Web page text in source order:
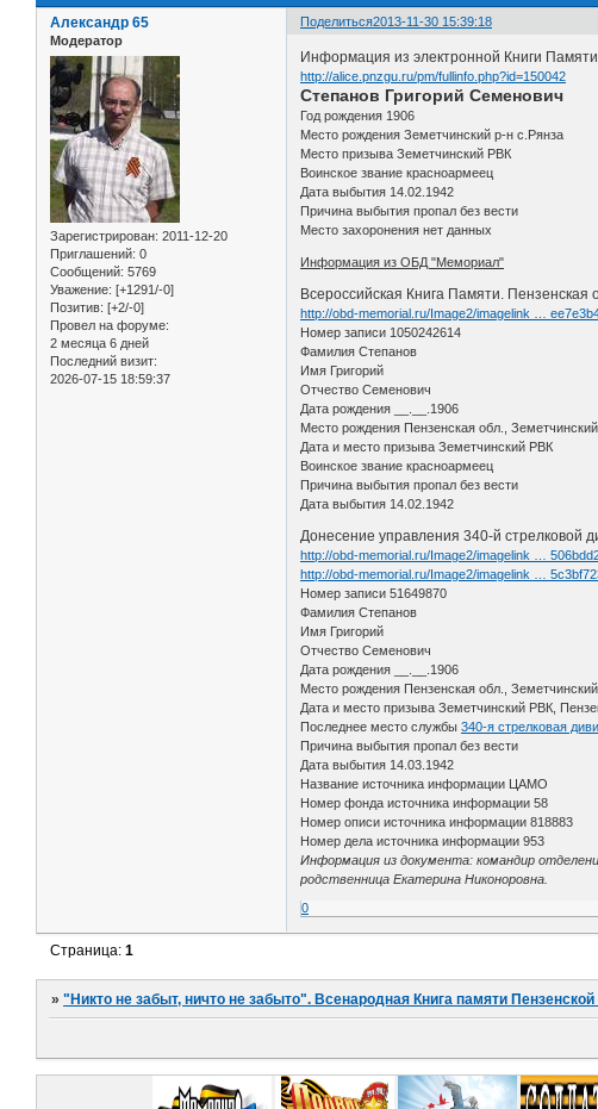
Поделиться2013-11-30 15:39:18
Александр 65
Модератор
Зарегистрирован: 2011-12-20
Приглашений: 0
Сообщений: 5769
Уважение: [+1291/-0]
Позитив: [+2/-0]
Провел на форуме:
2 месяца 6 дней
Последний визит:
2026-07-15 18:59:37
Информация из электронной Книги
http://alice.pnzgu.ru/pm/fullinfo.php?id=150042
Степанов Григорий Семенович
Год рождения 1906
Место рождения Земетчинский р-н с.Рянза
Место призыва Земетчинский РВК
Воинское звание красноармеец
Дата выбытия 14.02.1942
Причина выбытия пропал без вести
Место захоронения нет данных
Информация из ОБД "Мемориал"
Всероссийская Книга Памяти. Пензенская
http://obd-memorial.ru/Image2/imagelink …
Номер записи 1050242614
Фамилия Степанов
Имя Григорий
Отчество Семенович
Дата рождения __.__.1906
Место рождения Пензенская обл.,
Дата и место призыва Земетчинский РВК
Воинское звание красноармеец
Причина выбытия пропал без вести
Дата выбытия 14.02.1942
Донесение управления 340-й стрелковой
http://obd-memorial.ru/Image2/imagelink …
http://obd-memorial.ru/Image2/imagelink …
Номер записи 51649870
Фамилия Степанов
Имя Григорий
Отчество Семенович
Дата рождения __.__.1906
Место рождения Пензенская обл.,
Дата и место призыва Земетчинский РВК,
Последнее место службы340-я стрелковая
Причина выбытия пропал без вести
Дата выбытия 14.03.1942
Название источника информации ЦАМО
Номер фонда источника информации 58
Номер описи источника информации 818883
Номер дела источника информации 953
Информация из документа: командир
родственница Екатерина Никоноровна.
0
Страница:1
»"Никто не забыт, ничто не забыто". Всенародная Книга памяти Пензенской